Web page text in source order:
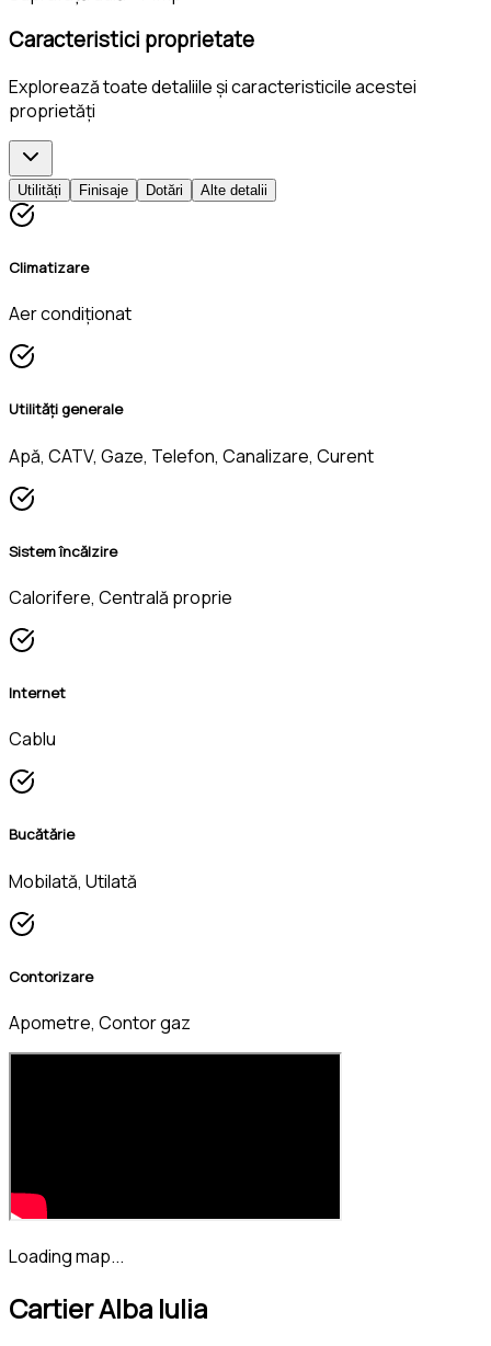
Caracteristici proprietate
Explorează toate detaliile și caracteristicile acestei
proprietăți
Utilități Finisaje Dotări Alte detalii
Climatizare
Aer condiționat
Utilități generale
Apă, CATV, Gaze, Telefon, Canalizare, Curent
Sistem încălzire
Calorifere, Centrală proprie
Internet
Cablu
Bucătărie
Mobilată, Utilată
Contorizare
Apometre, Contor gaz
Loading map...
Cartier Alba Iulia